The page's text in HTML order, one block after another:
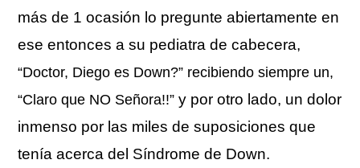
más de 1 ocasión lo pregunte abiertamente en
ese entonces a su pediatra de cabecera,
“Doctor, Diego es Down?” recibiendo siempre un,
“Claro que NO Señora!!” y por otro lado, un dolor
inmenso por las miles de suposiciones que
tenía acerca del Síndrome de Down.